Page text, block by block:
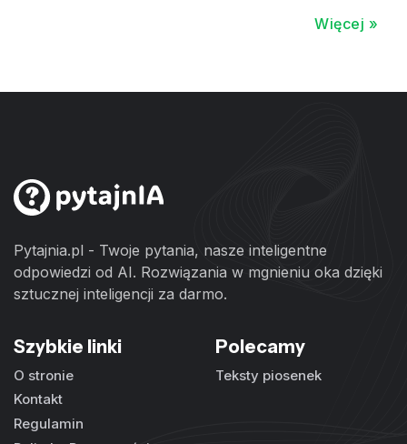
Więcej »
Pytajnia.pl - Twoje pytania, nasze inteligentne
odpowiedzi od AI. Rozwiązania w mgnieniu oka dzięki
sztucznej inteligencji za darmo.
Szybkie linki
O stronie
Kontakt
Regulamin
Polecamy
Teksty piosenek